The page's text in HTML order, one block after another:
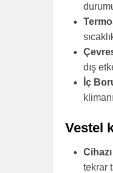
dış
İç
Vestel
tekrar